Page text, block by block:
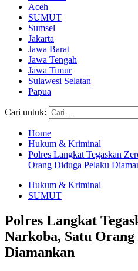
Aceh
SUMUT
Sumsel
Jakarta
Jawa Barat
Jawa Tengah
Jawa Timur
Sulawesi Selatan
Papua
Cari untuk:
Home
Hukum & Kriminal
Polres Langkat Tegaskan
Orang Diduga Pelaku
Hukum & Kriminal
SUMUT
Polres Langkat
Narkoba, Satu
Diamankan